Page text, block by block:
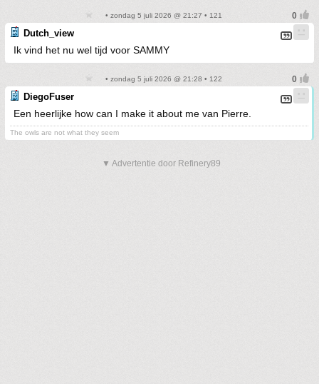
• zondag 5 juli 2026 @ 21:27 • 121
Dutch_view
Ik vind het nu wel tijd voor SAMMY
• zondag 5 juli 2026 @ 21:28 • 122
DiegoFuser
Een heerlijke how can I make it about me van Pierre.
The owls are not what they seem
▼ Advertentie door Refinery89